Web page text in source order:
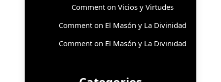
Comment on Vicios y Virtudes
Comment on El Masón y La Divinidad
Comment on El Masón y La Divinidad